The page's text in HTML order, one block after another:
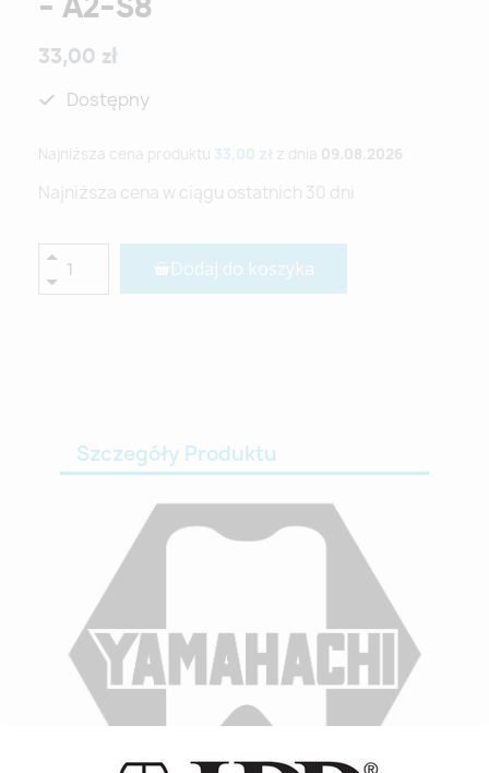
33,00 zł
Dostępny
Najniższa cena produktu 33,00 zł z dnia 09.08.2026
Najniższa cena w ciągu ostatnich 30 dni
Dodaj do koszyka
Szczegóły Produktu